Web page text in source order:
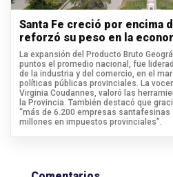
Santa Fe creció por encima
reforzó su peso en la
La expansión del Producto Bruto
puntos el promedio nacional, fue
de la industria y del comercio, en el
políticas públicas provinciales. La
Virginia Coudannes, valoró las
la Provincia. También destacó que
“más de 6.200 empresas santafesinas
millones en impuestos provinciales”.